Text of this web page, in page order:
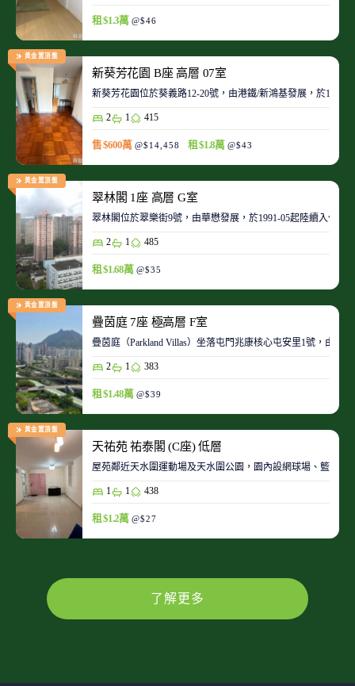
租 $1.3萬 @$46
黃金置頂盤
新葵芳花園 B座 高層 07室
新葵芳花園位於葵義路12-20號，由港鐵/新鴻基發展，於
2 1 415
售 $600萬 @$14,458 租 $1.8萬 @$43
黃金置頂盤
翠林閣 1座 高層 G室
翠林閣位於翠樂街9號，由華懋發展，於1991-05起陸續入伙
2 1 485
租 $1.68萬 @$35
黃金置頂盤
疊茵庭 7座 極高層 F室
疊茵庭（Parkland Villas）坐落屯門兆康核心屯安里1號，由
2 1 383
租 $1.48萬 @$39
黃金置頂盤
天祐苑 祐泰閣 (C座) 低層
屋苑鄰近天水圍運動場及天水圍公園，園內設網球場、籃球
1 1 438
租 $1.2萬 @$27
了解更多